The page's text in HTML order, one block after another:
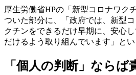
厚生労働省HPの「新型コロナワク
ついた部分に、「政府では、新型
クチンをできるだけ早期に、安心
だけるよう取り組んでいます」とい
「個人の判断」ならば